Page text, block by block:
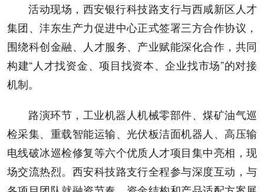
活动现场，西安银行科技路支行与西咸新区人才
集团、沣东生产力促进中心正式签署三方合作协议，
围绕科创金融、人才服务、产业赋能深化合作，共同
构建“人才找资金、项目找资本、企业找市场”的对接
机制。
路演环节，工业机器人机械零部件、煤矿油气巡
检采集、重载智能运输、光伏板洁面机器人、高压输
电线破冰巡检修复等六个优质人才项目集中亮相，现
场交流热烈。西安科技路支行全程参与深度互动，与